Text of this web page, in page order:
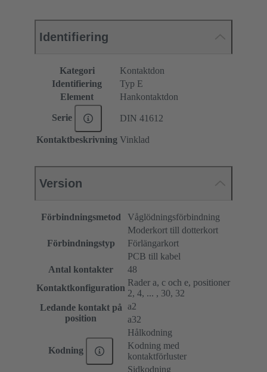
Identifiering
Kategori
Kontaktdon
Identifiering
Typ E
Element
Hankontaktdon
Serie DIN 41612
Kontaktbeskrivning Vinklad
Version
Förbindningsmetod Våglödningsförbindning
Förbindningstyp
Moderkort till dotterkort
Förlängarkort
PCB till kabel
Antal kontakter
48
Kontaktkonfiguration
Rader a, c och e, positioner
2, 4, ... , 30, 32
Ledande kontakt på
position
a2
a32
Kodning
Hålkodning
Kodning med
kontaktförluster
Sidkodning